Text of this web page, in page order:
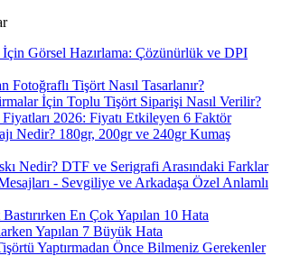
İçin Görsel Hazırlama: Çözünürlük ve DPI
Fotoğraflı Tişört Nasıl Tasarlanır?
İçin Toplu Tişört Siparişi Nasıl Verilir?
Fiyatları 2026: Fiyatı Etkileyen 6 Faktör
Nedir? 180gr, 200gr ve 240gr Kumaş
Nedir? DTF ve Serigrafi Arasındaki Farklar
- Sevgiliye ve Arkadaşa Özel Anlamlı
En Çok Yapılan 10 Hata
Yapılan 7 Büyük Hata
Yaptırmadan Önce Bilmeniz Gerekenler